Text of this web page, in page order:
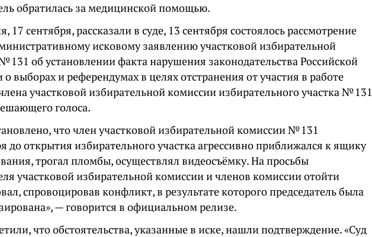
обратилась за медицинской помощью.
17 сентября, рассказали в суде, 13 сентября состоялось рассмотрение
исковому заявлению участковой избирательной
131 об установлении факта нарушения законодательства Российской
выборах и референдумах в целях отстранения от участия в работе
участковой избирательной комиссии избирательного участка № 131
голоса.
что член участковой избирательной комиссии № 131
до открытия избирательного участка агрессивно приближался к ящику
трогал пломбы, осуществлял видеосъёмку. На просьбы
участковой избирательной комиссии и членов комиссии отойти
спровоцировав конфликт, в результате которого председатель была
— говорится в официальном релизе.
что обстоятельства, указанные в иске, нашли подтверждение. «Суд